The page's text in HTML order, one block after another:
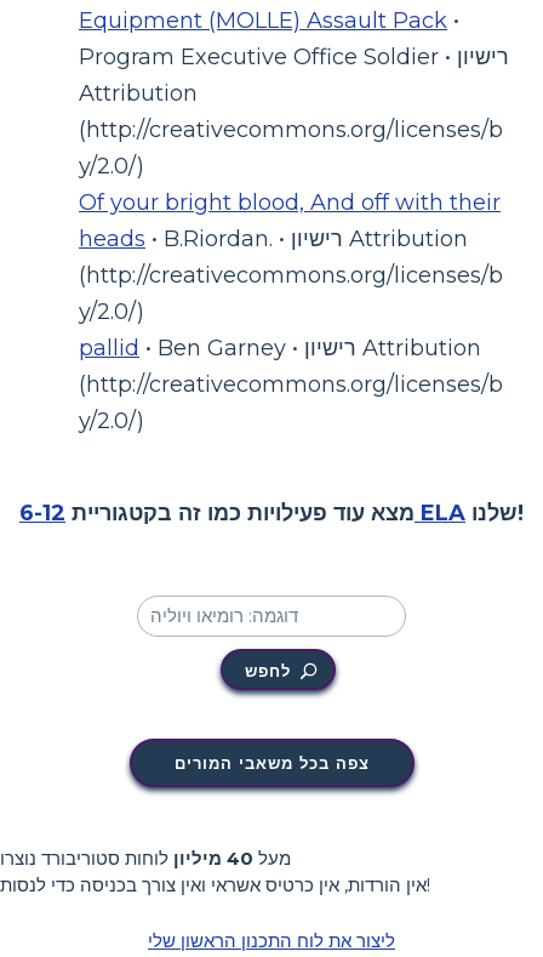
Equipment (MOLLE) Assault Pack •
Program Executive Office Soldier • רישיון
Attribution
(http://creativecommons.org/licenses/b
y/2.0/)
Of your bright blood, And off with their
heads • B.Riordan. • רישיון Attribution
(http://creativecommons.org/licenses/b
y/2.0/)
pallid • Ben Garney • רישיון Attribution
(http://creativecommons.org/licenses/b
y/2.0/)
מצא עוד פעילויות כמו זה בקטגוריית 6-12 ELA שלנו!
לחפש
צפה בכל משאבי המורים
מעל 40 מיליון
לוחות סטוריבורד נוצרו
אין הורדות, אין כרטיס אשראי ואין צורך בכניסה כדי לנסות!
ליצור את לוח התכנון הראשון שלי